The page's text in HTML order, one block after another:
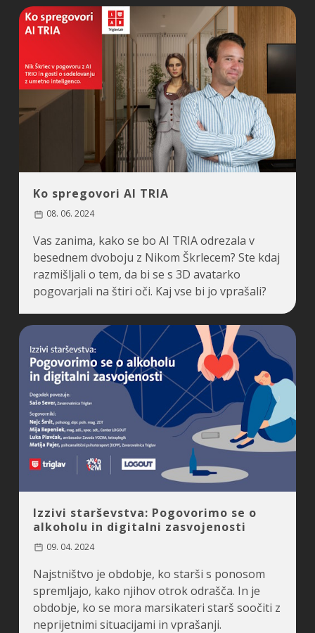
Ko spregovori AI TRIA
08. 06. 2024
Vas zanima, kako se bo AI TRIA odrezala v
besednem dvoboju z Nikom Škrlecem? Ste kdaj
razmišljali o tem, da bi se s 3D avatarko
pogovarjali na štiri oči. Kaj vse bi jo vprašali?
Izzivi starševstva: Pogovorimo se o
alkoholu in digitalni zasvojenosti
09. 04. 2024
Najstništvo je obdobje, ko starši s ponosom
spremljajo, kako njihov otrok odrašča. In je
obdobje, ko se mora marsikateri starš soočiti z
neprijetnimi situacijami in vprašanji.